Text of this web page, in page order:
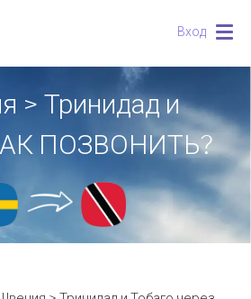
Вход
> Тринидад и
ПОЗВОНИТЬ?